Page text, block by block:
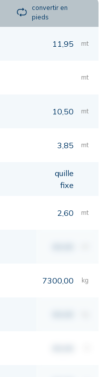
convertir en
pieds
11,95 mt
mt
10,50 mt
3,85 mt
quille
fixe
2,60 mt
7300,00 kg